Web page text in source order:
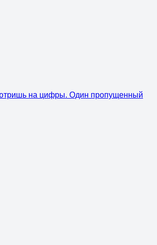
на цифры. Один пропущенный